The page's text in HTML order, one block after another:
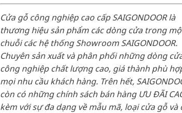
Cửa gỗ công nghiệp cao cấp SAIGONDOOR là
thương hiệu sản phẩm các dòng cửa trong
chuỗi các hệ thống Showroom SAIGONDOOR.
Chuyên sản xuất và phân phối những dòng
công nghiệp chất lượng cao, giá thành phù
mọi nhu cầu khách hàng. Trên hết,
còn có những chính sách bán hàng ƯU ĐÃI
kèm với sự đa dạng về mẫu mã, loại cửa gỗ và